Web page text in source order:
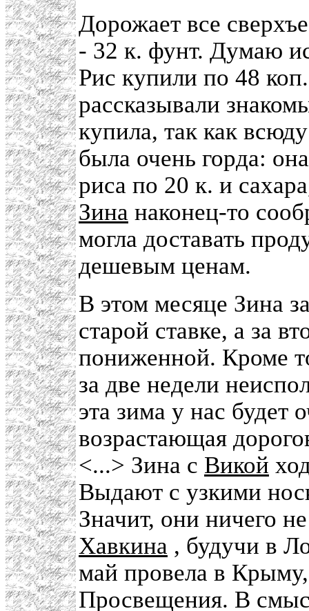
Дорожает все
- 32 к. фунт. Думаю
Рис купили по 48
рассказывали
купила, так как
была очень горда:
риса по 20 к. и
Зина наконец-то
могла доставать
дешевым ценам.
В этом месяце Зина
старой ставке, а за
пониженной. Кроме
за две недели
эта зима у нас будет
возрастающая
<...> Зина с Викой
Выдают с узкими
Значит, они ничего
Хавкина , будучи в
май провела в
Просвещения. В